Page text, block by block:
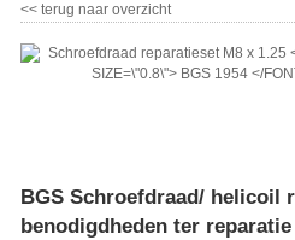
<< terug naar overzicht
BGS Schroefdraad/ helicoil
benodigdheden ter